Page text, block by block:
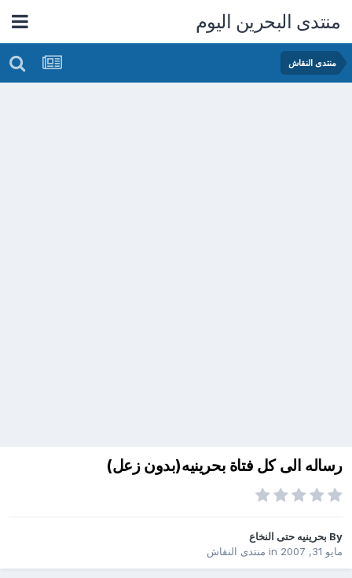
منتدى البحرين اليوم
منتدى النقاش
رساله الى كل فتاة بحرينيه(بدون زعل)
By بحرينيه حتى النخاع
مايو 31, 2007
in منتدى النقاش